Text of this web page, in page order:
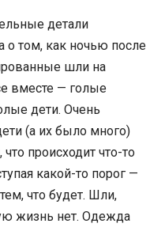
детали
о том, как ночью после
шли на
вместе — голые
дети. Очень
(а их было много)
происходит что-то
какой-то порог —
что будет. Шли,
жизнь нет. Одежда